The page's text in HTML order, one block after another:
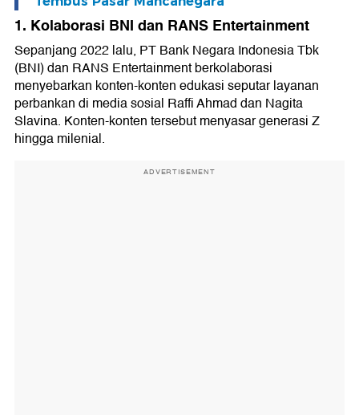
1. Kolaborasi BNI dan RANS Entertainment
Sepanjang 2022 lalu, PT Bank Negara Indonesia Tbk
(BNI) dan RANS Entertainment berkolaborasi
menyebarkan konten-konten edukasi seputar layanan
perbankan di media sosial Raffi Ahmad dan Nagita
Slavina. Konten-konten tersebut menyasar generasi Z
hingga milenial.
ADVERTISEMENT